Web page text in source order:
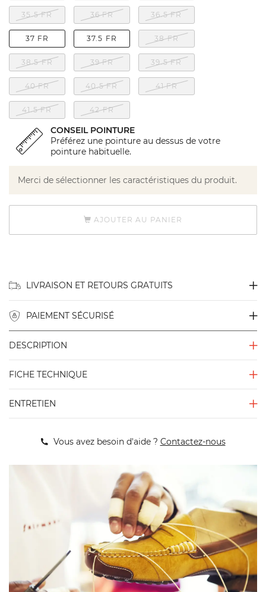
35.5 FR 36 FR 36.5 FR
37 FR 37.5 FR 38 FR
38.5 FR 39 FR 39.5 FR
40 FR 40.5 FR 41 FR
41.5 FR 42 FR
CONSEIL POINTURE
Préférez une pointure au dessus de votre
pointure habituelle.
Merci de sélectionner les caractéristiques du produit.
AJOUTER AU PANIER
LIVRAISON ET RETOURS GRATUITS
PAIEMENT SÉCURISÉ
DESCRIPTION
FICHE TECHNIQUE
ENTRETIEN
Vous avez besoin d'aide ? Contactez-nous